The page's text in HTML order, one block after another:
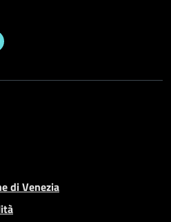
di Venezia